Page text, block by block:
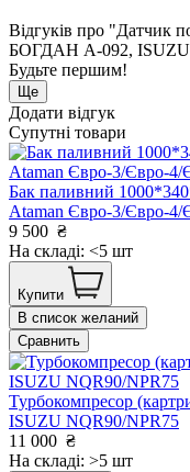
Відгуків про "Датчик
БОГДАН А-092, ISUZU
Будьте першим!
Ще
Додати відгук
Супутні товари
Бак паливний
Ataman Євро-3/Євро-
9 500 ₴
На складі: <5 шт
Купити
В список желаний
Сравнить
Турбокомпресор
ISUZU NQR90/NPR75
11 000 ₴
На складі: >5 шт